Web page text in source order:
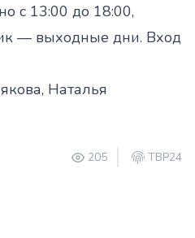
с 13:00 до 18:00,
— выходные дни. Вход
Наталья
205 ТВР24